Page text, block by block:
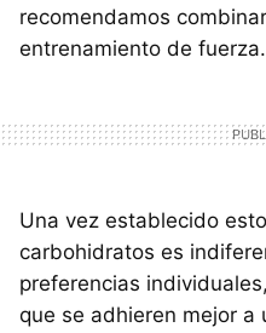
recomendamos
entrenamiento de fuerza.
Una vez establecido
carbohidratos es
preferencias
que se adhieren mejor a